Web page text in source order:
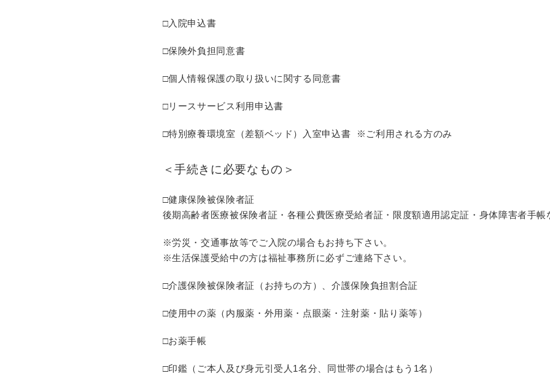
□入院申込書
□保険外負担同意書
□個人情報保護の取り扱いに関する同意書
□リースサービス利用申込書
□特別療養環境室（差額ベッド）入室申込書 ※ご利用される方のみ
＜手続きに必要なもの＞
□健康保険被保険者証
後期高齢者医療被保険者証・各種公費医療受給者証・限度額適用認定証・ 身体障害者手帳
※労災・交通事故等でご入院の場合もお持ち下さい。
※生活保護受給中の方は福祉事務所に必ずご連絡下さい。
□介護保険被保険者証（お持ちの方）、介護保険負担割合証
□使用中の薬（内服薬・外用薬・点眼薬・注射薬・貼り薬等）
□お薬手帳
□印鑑（ご本人及び身元引受人1名分、同世帯の場合はもう1名）